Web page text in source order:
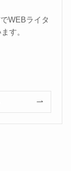
WEBライタ
す。